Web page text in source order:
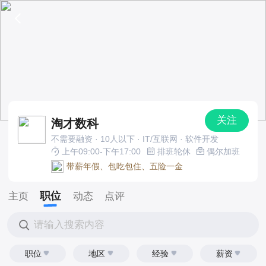
淘才数科 关注
不需要融资 · 10人以下 · IT/互联网 · 软件开发
上午09:00-下午17:00
排班轮休
偶尔加班
带薪年假、包吃包住、五险一金
主页 职位 动态 点评
请输入搜索内容
职位 地区 经验 薪资